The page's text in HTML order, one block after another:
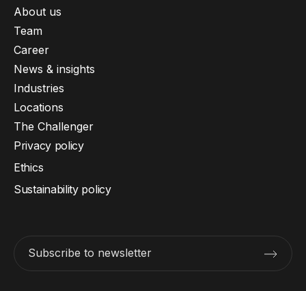
About us
Team
Career
News & insights
Industries
Locations
The Challenger
Subscribe to newsletter
Privacy policy
Ethics
Sustainability policy